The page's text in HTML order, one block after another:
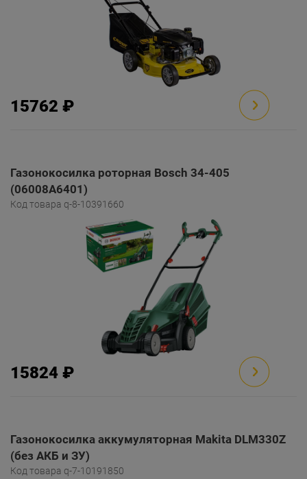
15762 ₽
Газонокосилка роторная Bosch 34-405
(06008A6401)
Код товара q-8-10391660
15824 ₽
Газонокосилка аккумуляторная Makita DLM330Z
(без АКБ и ЗУ)
Код товара q-7-10191850